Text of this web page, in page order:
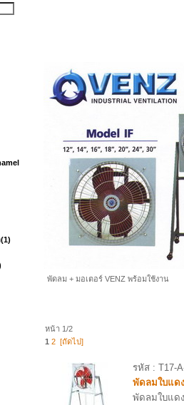
(1)
พัดลม + มอเตอร์ VENZ พร้อมใช้งาน
หน้า 1/2
1 2 [ถัดไป]
รหัส : T17-
พัดลมใบแด
พัดลมใบแด